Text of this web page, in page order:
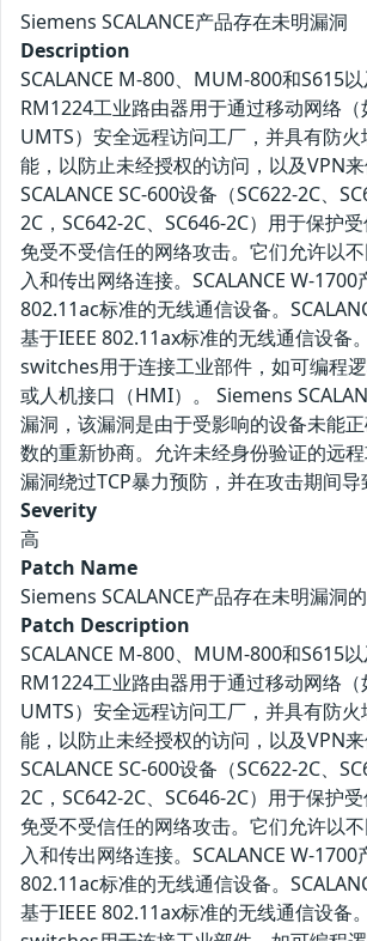
Siemens SCALANCE产品存在未明漏洞
Description
SCALANCE M-800、MUM-800和S615
RM1224工业路由器用于通过移动网络（
UMTS）安全远程访问工厂，并具有防
能，以防止未经授权的访问，以及VPN来
SCALANCE SC-600设备（SC622-2C、
2C，SC642-2C、SC646-2C）用于保护
免受不受信任的网络攻击。它们允许以
入和传出网络连接。SCALANCE W-1700
802.11ac标准的无线通信设备。
基于IEEE 802.11ax标准的无线通信设备
switches用于连接工业部件，如可编程逻
或人机接口（HMI）。 Siemens
漏洞，该漏洞是由于受影响的设备未能正
数的重新协商。允许未经身份验证的远
漏洞绕过TCP暴力预防，并在攻击期间导
Severity
高
Patch Name
Siemens SCALANCE产品存在未明漏洞
Patch Description
SCALANCE M-800、MUM-800和S615
RM1224工业路由器用于通过移动网络（
UMTS）安全远程访问工厂，并具有防
能，以防止未经授权的访问，以及VPN来
SCALANCE SC-600设备（SC622-2C、
2C，SC642-2C、SC646-2C）用于保护
免受不受信任的网络攻击。它们允许以
入和传出网络连接。SCALANCE W-1700
802.11ac标准的无线通信设备。
基于IEEE 802.11ax标准的无线通信设备